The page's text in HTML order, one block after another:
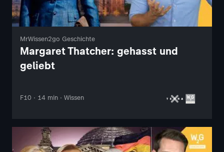
MrWissen2go Geschichte
Margaret Thatcher: gehasst und
geliebt
F10 · 14 min · Wissen